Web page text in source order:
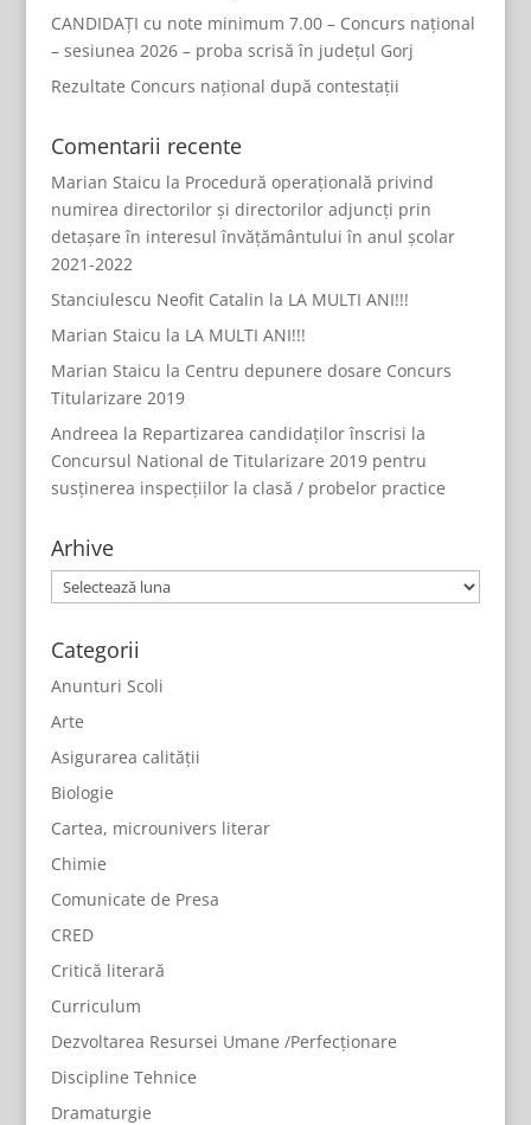
CANDIDAȚI cu note minimum 7.00 – Concurs național
– sesiunea 2026 – proba scrisă în județul Gorj
Rezultate Concurs național după contestații
Comentarii recente
Marian Staicu la Procedură operațională privind
numirea directorilor și directorilor adjuncți prin
detașare în interesul învățământului în anul școlar
2021-2022
Stanciulescu Neofit Catalin la LA MULTI ANI!!!
Marian Staicu la LA MULTI ANI!!!
Marian Staicu la Centru depunere dosare Concurs
Titularizare 2019
Andreea la Repartizarea candidaților înscrisi la
Concursul National de Titularizare 2019 pentru
susținerea inspecțiilor la clasă / probelor practice
Arhive
Arhive
Categorii
Anunturi Scoli
Arte
Asigurarea calității
Biologie
Cartea, microunivers literar
Chimie
Comunicate de Presa
CRED
Critică literară
Curriculum
Dezvoltarea Resursei Umane /Perfecționare
Discipline Tehnice
Dramaturgie